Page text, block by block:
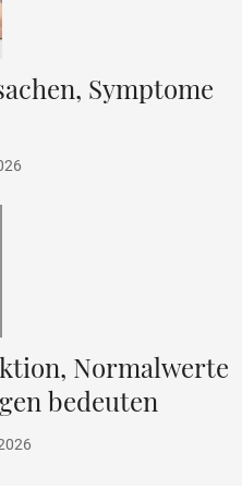
Symptome
Normalwerte
bedeuten